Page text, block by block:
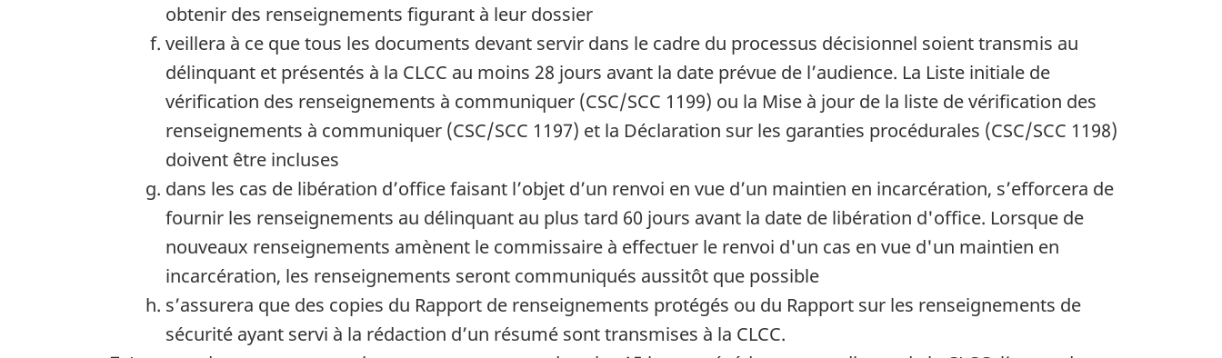
obtenir des renseignements figurant à leur dossier
veillera à ce que tous les documents devant servir dans le cadre du processus décisionnel soient transmis au
délinquant et présentés à la CLCC au moins 28 jours avant la date prévue de l’audience. La Liste initiale de
vérification des renseignements à communiquer (CSC/SCC 1199) ou la Mise à jour de la liste de vérification des
renseignements à communiquer (CSC/SCC 1197) et la Déclaration sur les garanties procédurales (CSC/SCC 1198)
doivent être incluses
dans les cas de libération d’office faisant l’objet d’un renvoi en vue d’un maintien en incarcération, s’efforcera de
fournir les renseignements au délinquant au plus tard 60 jours avant la date de libération d'office. Lorsque de
nouveaux renseignements amènent le commissaire à effectuer le renvoi d'un cas en vue d'un maintien en
incarcération, les renseignements seront communiqués aussitôt que possible
s’assurera que des copies du Rapport de renseignements protégés ou du Rapport sur les renseignements de
sécurité ayant servi à la rédaction d’un résumé sont transmises à la CLCC.